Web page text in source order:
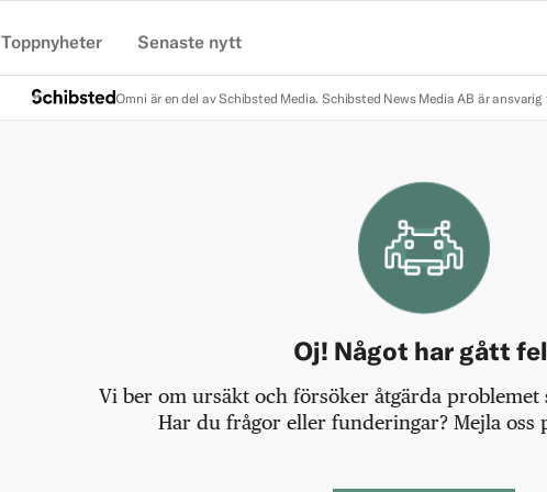
Toppnyheter Senaste nytt
Omni är en del av Schibsted Media. Schibsted News Media AB är
Oj! Något har gått
Vi ber om ursäkt och försöker åtgärda
Har du frågor eller funderingar? Mejla oss